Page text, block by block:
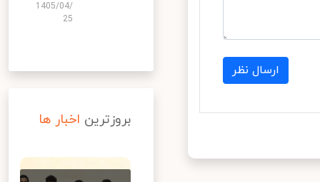
ارسال نظر
1405/04/
25
بروزترین اخبار ها